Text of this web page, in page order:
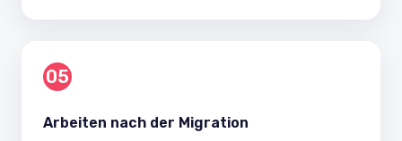
05
Arbeiten nach der Migration